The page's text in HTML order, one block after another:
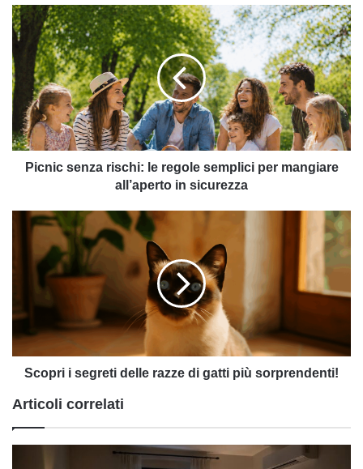
Picnic
senza
rischi:
le
regole
semplici
per
mangiare
all’aperto
Picnic senza rischi: le regole semplici per mangiare
all’aperto in sicurezza
Scopri
delle
gatti
più
sorprendenti!
Scopri i segreti delle razze di gatti più sorprendenti!
Articoli correlati